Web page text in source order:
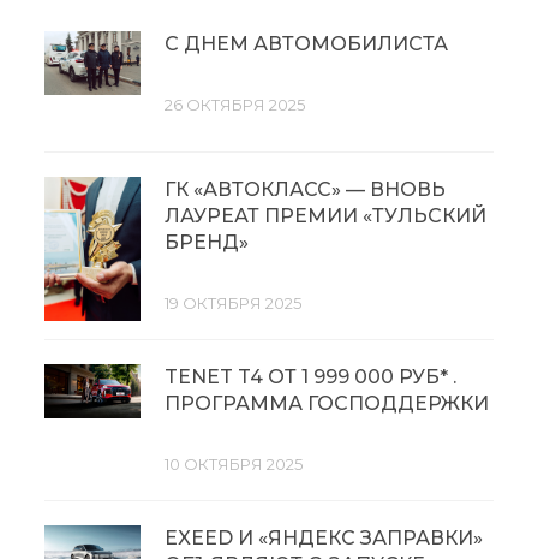
С ДНЕМ АВТОМОБИЛИСТА
26 ОКТЯБРЯ 2025
ГК «АВТОКЛАСС» — ВНОВЬ
ЛАУРЕАТ ПРЕМИИ «ТУЛЬСКИЙ
БРЕНД»
19 ОКТЯБРЯ 2025
TENET T4 ОТ 1 999 000 РУБ* .
ПРОГРАММА ГОСПОДДЕРЖКИ
10 ОКТЯБРЯ 2025
EXEED И «ЯНДЕКС ЗАПРАВКИ»